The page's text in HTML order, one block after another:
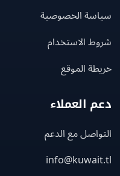
الخصوصية
الاستخدام
الموقع
العملاء
مع الدعم